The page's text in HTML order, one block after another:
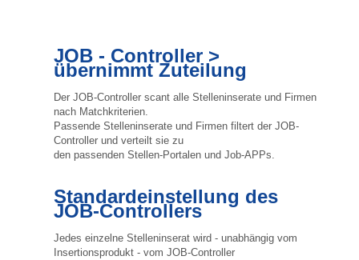
JOB - Controller >
übernimmt Zuteilung
Der JOB-Controller scant alle Stelleninserate und Firmen
nach Matchkriterien.
Passende Stelleninserate und Firmen filtert der JOB-
Controller und verteilt sie zu
den passenden Stellen-Portalen und Job-APPs.
Standardeinstellung des
JOB-Controllers
Jedes einzelne Stelleninserat wird - unabhängig vom
Insertionsprodukt - vom JOB-Controller